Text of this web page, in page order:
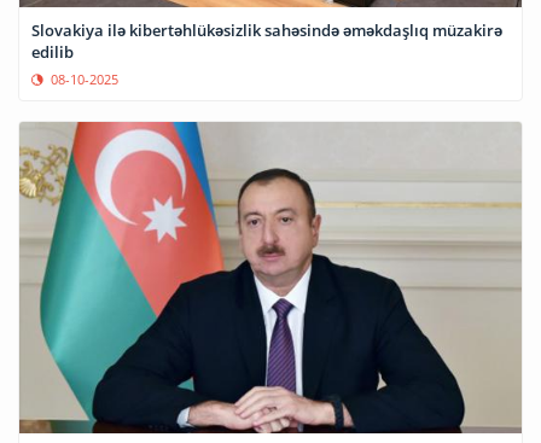
Slovakiya ilə kibertəhlükəsizlik sahəsində əməkdaşlıq müzakirə
edilib
08-10-2025